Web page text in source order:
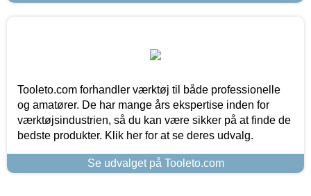
Tooleto.com forhandler værktøj til både professionelle
og amatører. De har mange års ekspertise inden for
værktøjsindustrien, så du kan være sikker på at finde de
bedste produkter. Klik her for at se deres udvalg.
Se udvalget på Tooleto.com